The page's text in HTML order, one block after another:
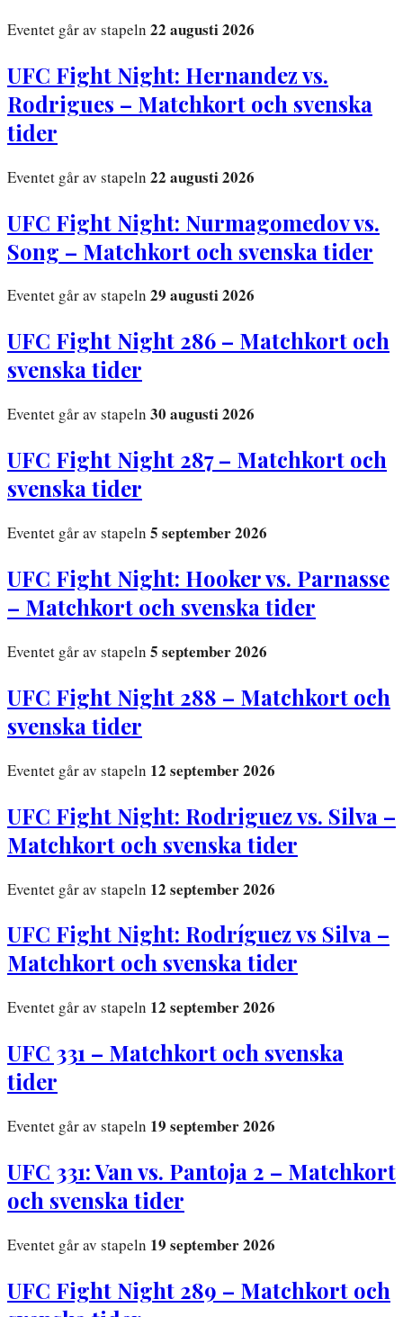
Eventet går av stapeln 22 augusti 2026
UFC Fight Night: Hernandez vs.
Rodrigues – Matchkort och svenska
tider
Eventet går av stapeln 22 augusti 2026
UFC Fight Night: Nurmagomedov vs.
Song – Matchkort och svenska tider
Eventet går av stapeln 29 augusti 2026
UFC Fight Night 286 – Matchkort och
svenska tider
Eventet går av stapeln 30 augusti 2026
UFC Fight Night 287 – Matchkort och
svenska tider
Eventet går av stapeln 5 september 2026
UFC Fight Night: Hooker vs. Parnasse
– Matchkort och svenska tider
Eventet går av stapeln 5 september 2026
UFC Fight Night 288 – Matchkort och
svenska tider
Eventet går av stapeln 12 september 2026
UFC Fight Night: Rodriguez vs. Silva –
Matchkort och svenska tider
Eventet går av stapeln 12 september 2026
UFC Fight Night: Rodríguez vs Silva –
Matchkort och svenska tider
Eventet går av stapeln 12 september 2026
UFC 331 – Matchkort och svenska
tider
Eventet går av stapeln 19 september 2026
UFC 331: Van vs. Pantoja 2 – Matchkort
och svenska tider
Eventet går av stapeln 19 september 2026
UFC Fight Night 289 – Matchkort och